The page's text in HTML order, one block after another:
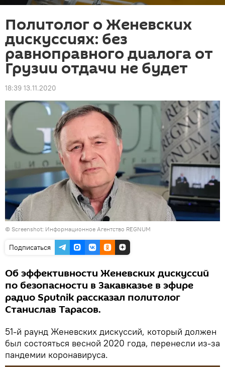
Политолог о Женевских
дискуссиях: без
равноправного диалога от
Грузии отдачи не будет
18:39 13.11.2020
© Screenshot: Информационное Агентство REGNUM
Подписаться
Об эффективности Женевских дискуссий
по безопасности в Закавказье в эфире
радио Sputnik рассказал политолог
Станислав Тарасов.
51-й раунд Женевских дискуссий, который должен
был состояться весной 2020 года, перенесли из-за
пандемии коронавируса.